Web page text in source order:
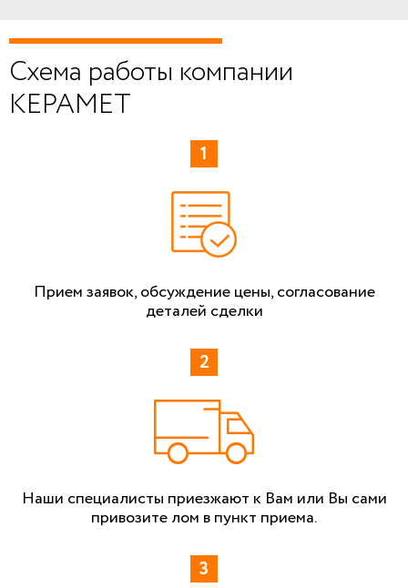
Схема работы компании
КЕРАМЕТ
Прием заявок, обсуждение цены, согласование
деталей сделки
Наши специалисты приезжают к Вам или Вы сами
привозите лом в пункт приема.